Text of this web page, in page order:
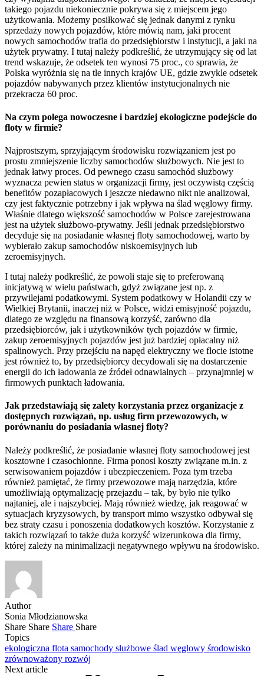
takiego pojazdu niekoniecznie pokrywa się z miejscem jego
użytkowania. Możemy posiłkować się jednak danymi z rynku
sprzedaży nowych pojazdów, które mówią nam, jaki procent
nowych samochodów trafia do przedsiębiorstw i instytucji, a jaki na
użytek prywatny. I tutaj należy podkreślić, że utrzymujący się od lat
trend wskazuje, że odsetek ten wynosi 75 proc., co sprawia, że
Polska wyróżnia się na tle innych krajów UE, gdzie zwykle odsetek
pojazdów nabywanych przez klientów instytucjonalnych nie
przekracza 60 proc.
Na czym polega nowoczesne i bardziej ekologiczne podejście do
floty w firmie?
Najprostszym, sprzyjającym środowisku rozwiązaniem jest po
prostu zmniejszenie liczby samochodów służbowych. Nie jest to
jednak łatwy proces. Od pewnego czasu samochód służbowy
wyznacza pewien status w organizacji firmy, jest oczywistą częścią
benefitów pozapłacowych i jeszcze niedawno nikt nie analizował,
czy jest faktycznie potrzebny i jak wpływa na ślad węglowy firmy.
Właśnie dlatego większość samochodów w Polsce zarejestrowana
jest na użytek służbowo-prywatny. Jeśli jednak przedsiębiorstwo
decyduje się na posiadanie własnej floty samochodowej, warto by
wybierało zakup samochodów niskoemisyjnych lub
zeroemisyjnych.
I tutaj należy podkreślić, że powoli staje się to preferowaną
inicjatywą w wielu państwach, gdyż związane jest np. z
przywilejami podatkowymi. System podatkowy w Holandii czy w
Wielkiej Brytanii, inaczej niż w Polsce, widzi emisyjność pojazdu,
dlatego ze względu na finansową korzyść, zarówno dla
przedsiębiorców, jak i użytkowników tych pojazdów w firmie,
zakup zeroemisyjnych pojazdów jest już bardziej opłacalny niż
spalinowych. Przy przejściu na napęd elektryczny we flocie istotne
jest również to, by przedsiębiorcy decydowali się na dostarczenie
energii do ich ładowania ze źródeł odnawialnych – przynajmniej w
firmowych punktach ładowania.
Jak przedstawiają się zalety korzystania przez organizacje z
dostępnych rozwiązań, np. usług firm przewozowych, w
porównaniu do posiadania własnej floty?
Należy podkreślić, że posiadanie własnej floty samochodowej jest
kosztowne i czasochłonne. Firma ponosi koszty związane m.in. z
serwisowaniem pojazdów i ubezpieczeniem. Poza tym trzeba
również pamiętać, że firmy przewozowe mają narzędzia, które
umożliwiają optymalizację przejazdu – tak, by było nie tylko
najtaniej, ale i najszybciej. Mają również wiedzę, jak reagować w
sytuacjach kryzysowych, by transport mimo wszystko odbywał się
bez straty czasu i ponoszenia dodatkowych kosztów. Korzystanie z
takich rozwiązań to także duża korzyść wizerunkowa dla firmy,
której zależy na minimalizacji negatywnego wpływu na środowisko.
Author
Sonia Młodzianowska
Share Share Share Share
Topics
ekologiczna flota samochody służbowe ślad węglowy środowisko
zrównoważony rozwój
Next article